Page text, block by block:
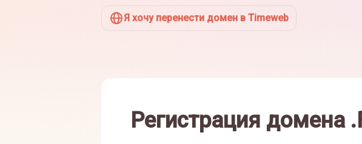
Я хочу перенести домен в Timeweb
Регистрация домена